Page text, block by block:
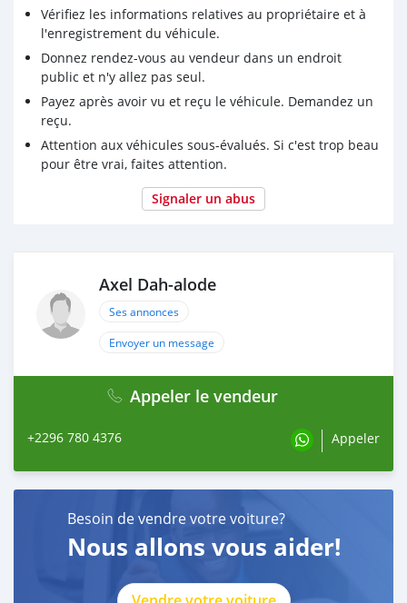
Vérifiez les informations relatives au propriétaire et à
l'enregistrement du véhicule.
Donnez rendez-vous au vendeur dans un endroit
public et n'y allez pas seul.
Payez après avoir vu et reçu le véhicule. Demandez un
reçu.
Attention aux véhicules sous-évalués. Si c'est trop beau
pour être vrai, faites attention.
Signaler un abus
Axel Dah-alode
Ses annonces
Envoyer un message
Appeler le vendeur
+2296 780 4376 Appeler
Besoin de vendre votre voiture?
Nous allons vous aider!